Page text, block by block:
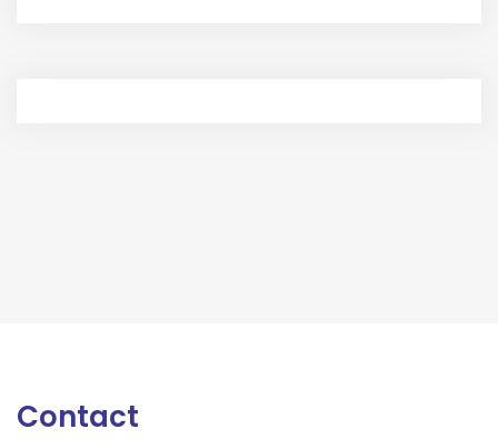
Contact